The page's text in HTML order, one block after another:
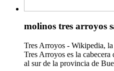
molinos tres arroyos
Tres Arroyos - Wikipedia,
Tres Arroyos es la
al sur de la provincia de